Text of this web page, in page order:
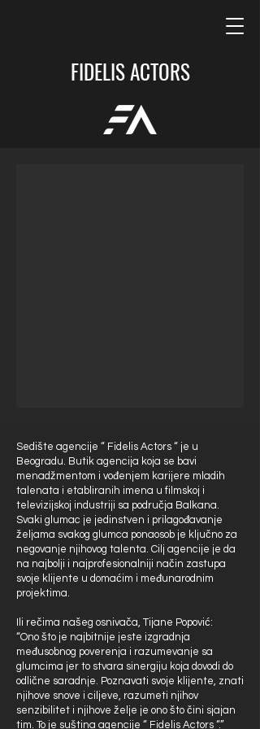
FIDELIS ACTORS
Sedište agencije “ Fidelis Actors “ je u
Beogradu. Butik agencija koja se bavi
menadžmentom i vođenjem karijere mladih
talenata i etabliranih imena u filmskoj i
televizijskoj industriji sa područja Balkana.
Svaki glumac je jedinstven i prilagođavanje
željama svakog glumca ponaosob je ključno za
negovanje njihovog talenta. Cilj agencije je da
na najbolji i najprofesionalniji način zastupa
svoje klijente u domaćim i međunarodnim
projektima.
Ili rečima našeg osnivača, Tijane Popović:
“Ono što je najbitnije jeste izgradnja
međusobnog poverenja i razumevanje sa
glumcima jer to stvara sinergiju koja dovodi do
odlične saradnje. Poznavati svoje klijente, znati
njihove snove i ciljeve, razumeti njihov
senzibilitet i njihove želje je ono što čini sjajan
tim. To je suština agencije “ Fidelis Actors “.”